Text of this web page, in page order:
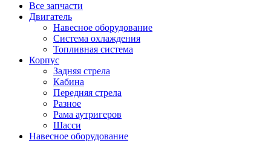
Все запчасти
Двигатель
Навесное оборудование
Система охлаждения
Топливная система
Корпус
Задняя стрела
Кабина
Передняя стрела
Разное
Рама аутригеров
Шасси
Навесное оборудование